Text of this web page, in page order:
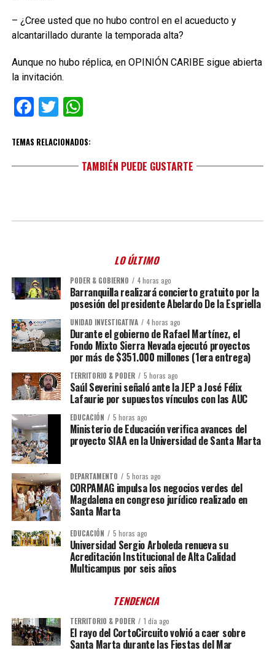
– ¿Cree usted que no hubo control en el acueducto y
alcantarillado durante la temporada alta?
Aunque no hubo réplica, en OPINIÓN CARIBE sigue abierta
la invitación.
Facebook
TwitterWhatsApp
TEMAS RELACIONADOS:
TAMBIÉN PUEDE GUSTARTE
LO ÚLTIMO
PODER & GOBIERNO 4 horas ago
Barranquilla realizará concierto gratuito por la
posesión del presidente Abelardo De la Espriella
UNIDAD INVESTIGATIVA 4 horas ago
Durante el gobierno de Rafael Martínez, el
Fondo Mixto Sierra Nevada ejecutó proyectos
por más de $351.000 millones (1era entrega)
TERRITORIO & PODER 5 horas ago
Saúl Severini señaló ante la JEP a José Félix
Lafaurie por supuestos vínculos con las AUC
EDUCACIÓN 5 horas ago
Ministerio de Educación verifica avances del
proyecto SIAA en la Universidad de Santa Marta
DEPARTAMENTO 5 horas ago
CORPAMAG impulsa los negocios verdes del
Magdalena en congreso jurídico realizado en
Santa Marta
EDUCACIÓN 5 horas ago
Universidad Sergio Arboleda renueva su
Acreditación Institucional de Alta Calidad
Multicampus por seis años
TENDENCIA
TERRITORIO & PODER 1 día ago
El rayo del CortoCircuito volvió a caer sobre
Santa Marta durante las Fiestas del Mar